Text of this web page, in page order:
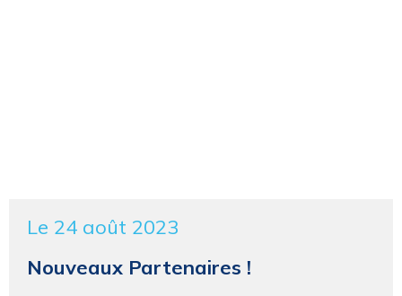
Le 24 août 2023
Nouveaux Partenaires !